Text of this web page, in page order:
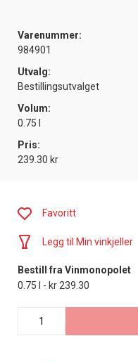
Varenummer:
984901
Utvalg:
Bestillingsutvalget
Volum:
0.75 l
Pris:
239.30 kr
Favoritt
Legg til Min vinkjeller
Bestill fra Vinmonopolet
0.75 l - kr 239.30